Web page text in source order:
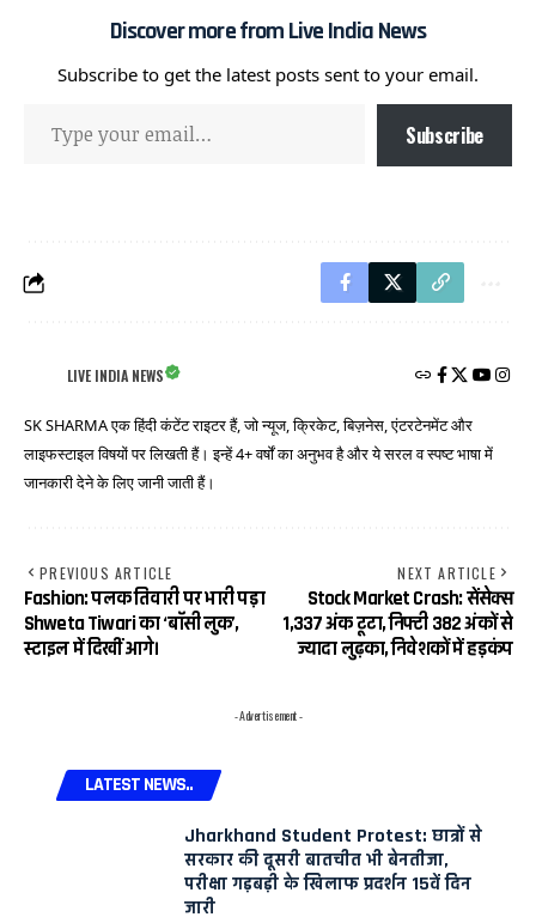
Discover more from Live India News
Subscribe to get the latest posts sent to your email.
Subscribe
LIVE INDIA NEWS
SK SHARMA एक हिंदी कंटेंट राइटर हैं, जो न्यूज, क्रिकेट, बिज़नेस, एंटरटेनमेंट और
लाइफस्टाइल विषयों पर लिखती हैं। इन्हें 4+ वर्षों का अनुभव है और ये सरल व स्पष्ट भाषा में
जानकारी देने के लिए जानी जाती हैं।
PREVIOUS ARTICLE
Fashion: पलक तिवारी पर भारी पड़ा
Shweta Tiwari का ‘बॉसी लुक’,
स्टाइल में दिखीं आगे।
NEXT ARTICLE
Stock Market Crash: सेंसेक्स
1,337 अंक टूटा, निफ्टी 382 अंकों से
ज्यादा लुढ़का, निवेशकों में हड़कंप
- Advertisement -
LATEST NEWS..
Jharkhand Student Protest: छात्रों से
सरकार की दूसरी बातचीत भी बेनतीजा,
परीक्षा गड़बड़ी के खिलाफ प्रदर्शन 15वें दिन
जारी